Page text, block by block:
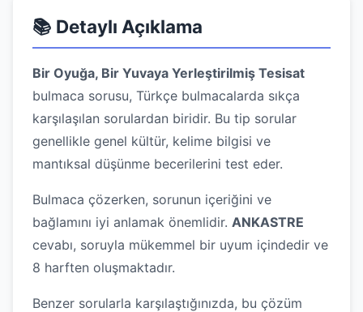
📚 Detaylı Açıklama
Bir Oyuğa, Bir Yuvaya Yerleştirilmiş Tesisat
bulmaca sorusu, Türkçe bulmacalarda sıkça
karşılaşılan sorulardan biridir. Bu tip sorular
genellikle genel kültür, kelime bilgisi ve
mantıksal düşünme becerilerini test eder.
Bulmaca çözerken, sorunun içeriğini ve
bağlamını iyi anlamak önemlidir. ANKASTRE
cevabı, soruyla mükemmel bir uyum içindedir ve
8 harften oluşmaktadır.
Benzer sorularla karşılaştığınızda, bu çözüm